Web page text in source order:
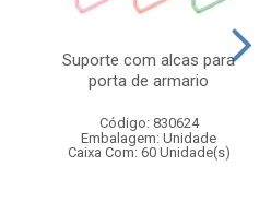
Suporte com alcas para
porta de armario
Código: 830624
Embalagem: Unidade
Caixa Com: 60 Unidade(s)